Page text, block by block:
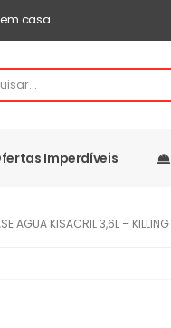
casa.
Imperdíveis
AGUA KISACRIL 3,6L –